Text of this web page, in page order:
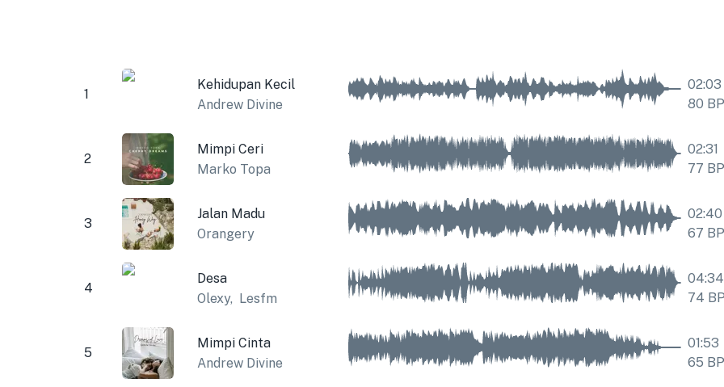
1
Kehidupan Kecil
Andrew Divine
02:03
80
2
Mimpi Ceri
Marko Topa
02:31
77
3
Jalan Madu
Orangery
02:40
67
4
Desa
Olexy, Lesfm
04:34
74
5
Mimpi Cinta
Andrew Divine
01:53
65